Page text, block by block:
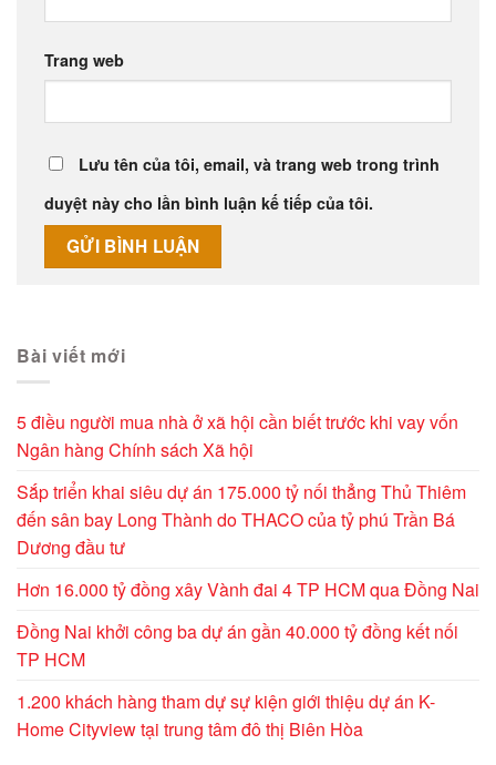
Trang web
Lưu tên của tôi, email, và trang web trong trình
duyệt này cho lần bình luận kế tiếp của tôi.
Bài viết mới
5 điều người mua nhà ở xã hội cần biết trước khi vay vốn
Ngân hàng Chính sách Xã hội
Sắp triển khai siêu dự án 175.000 tỷ nối thẳng Thủ Thiêm
đến sân bay Long Thành do THACO của tỷ phú Trần Bá
Dương đầu tư
Hơn 16.000 tỷ đồng xây Vành đai 4 TP HCM qua Đồng Nai
Đồng Nai khởi công ba dự án gần 40.000 tỷ đồng kết nối
TP HCM
1.200 khách hàng tham dự sự kiện giới thiệu dự án K-
Home Cityview tại trung tâm đô thị Biên Hòa